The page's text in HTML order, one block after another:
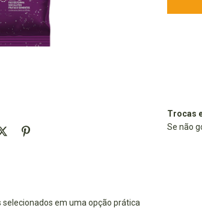
em uma opção prática
Trocas
Se não